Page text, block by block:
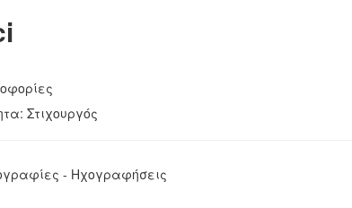
Στιχουργός
- Ηχογραφήσεις